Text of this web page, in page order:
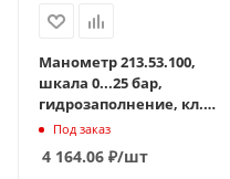
Манометр 213.53.100,
шкала 0...25 бар,
гидрозаполнение, кл.
точн. 1,0 , 60 град С,
радиальный G1/2
Под заказ
4 164.06 ₽/шт